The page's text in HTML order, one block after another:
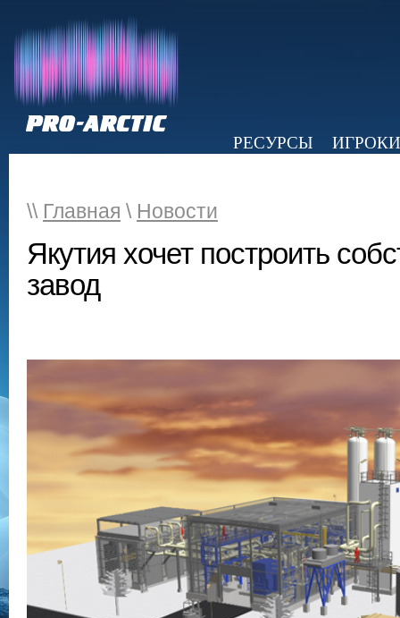
РЕСУРСЫ
ИГРОКИ
\\ Главная \ Новости
Якутия хочет построить
завод